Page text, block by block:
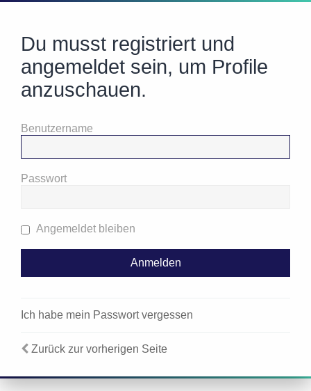
Du musst registriert und
angemeldet sein, um Profile
anzuschauen.
Benutzername
Passwort
Angemeldet bleiben
Ich habe mein Passwort vergessen
Zurück zur vorherigen Seite